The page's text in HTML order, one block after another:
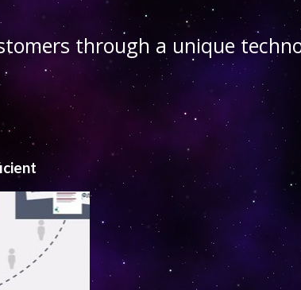
through a unique